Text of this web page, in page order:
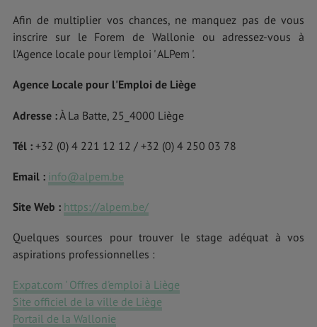
Afin de multiplier vos chances, ne manquez pas de vous
inscrire sur le Forem de Wallonie ou adressez-vous à
l’Agence locale pour l'emploi ' ALPem '.
Agence Locale pour l'Emploi de Liège
Adresse :À La Batte, 25_4000 Liège
Tél : +32 (0) 4 221 12 12 / +32 (0) 4 250 03 78
Email : info@alpem.be
Site Web : https://alpem.be/
Quelques sources pour trouver le stage adéquat à vos
aspirations professionnelles :
Expat.com ' Offres d'emploi à Liège
Site officiel de la ville de Liège
Portail de la Wallonie